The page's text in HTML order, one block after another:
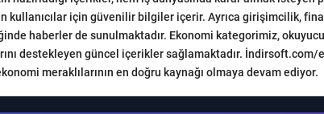
kullanıcılar için güvenilir bilgiler içerir. Ayrıca girişimcilik,
haberler de sunulmaktadır. Ekonomi kategorimiz,
destekleyen güncel içerikler sağlamaktadır. İndirsoft.com/
meraklılarının en doğru kaynağı olmaya devam ediyor.